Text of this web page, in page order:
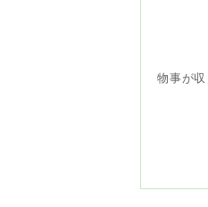
物事が